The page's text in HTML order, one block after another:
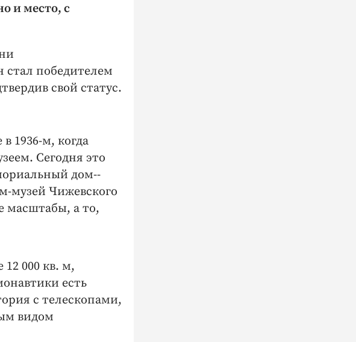
и место, с
стал победителем
свой статус.
1936-м, когда
Сегодня это
дом-­
­музей Чижевского
масштабы, а то,
12 000 кв. м,
есть
с телескопами,
видом